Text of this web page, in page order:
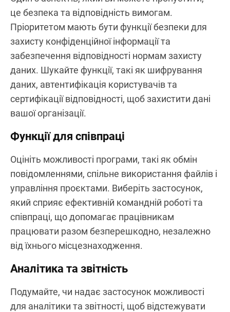
це безпека та відповідність вимогам.
Пріоритетом мають бути функції безпеки для
захисту конфіденційної інформації та
забезпечення відповідності нормам захисту
даних. Шукайте функції, такі як шифрування
даних, автентифікація користувачів та
сертифікації відповідності, щоб захистити дані
вашої організації.
Функції для співпраці
Оцініть можливості програми, такі як обмін
повідомленнями, спільне використання файлів і
управління проєктами. Виберіть застосунок,
який сприяє ефективній командній роботі та
співпраці, що допомагає працівникам
працювати разом безперешкодно, незалежно
від їхнього місцезнаходження.
Аналітика та звітність
Подумайте, чи надає застосунок можливості
для аналітики та звітності, щоб відстежувати